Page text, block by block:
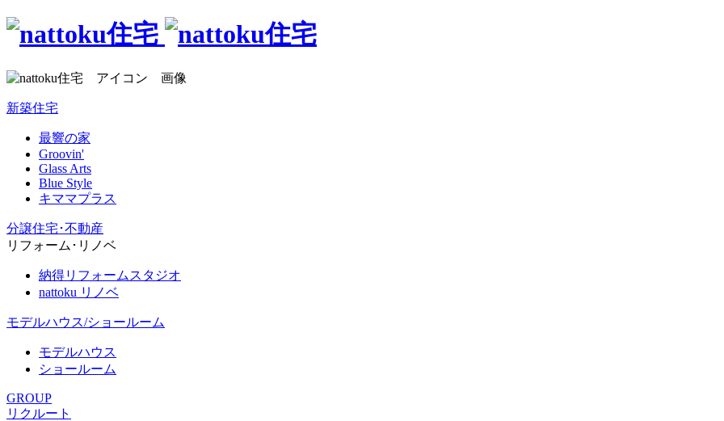
新築住宅
最響の家
Groovin'
Glass Arts
Blue Style
キママプラス
分譲住宅･不動産
リフォーム･リノベ
納得リフォームスタジオ
nattoku リノベ
モデルハウス/ショールーム
モデルハウス
ショールーム
GROUP
リクルート